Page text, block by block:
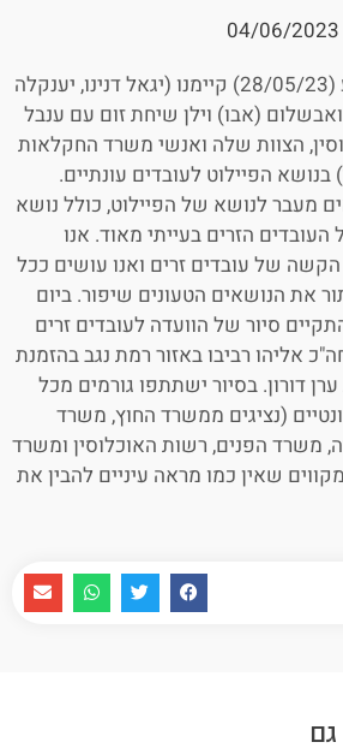
ביום ראשון לפני שבוע (28/05/23) קיימנו (יגאל דנינו, יענקלה
(אבו) וילן שיחת זום עם ענבל
הצוות שלה ואנשי משרד החקלאות
בנושא הפיילוט לעובדים עונתיים.
מעבר לנושא של הפיילוט, כולל נושא
הזרים בעייתי מאוד. אנו
של עובדים זרים ואנו עושים ככל
את הנושאים הטעונים שיפור. ביום
סיור של הוועדה לעובדים זרים
אליהו רביבו באזור רמת נגב בהזמנת
דורון. בסיור ישתתפו גורמים מכל
(נציגים ממשרד החוץ, משרד
משרד הפנים, רשות האוכלוסין ומשרד
שאין כמו מראה עיניים להבין את